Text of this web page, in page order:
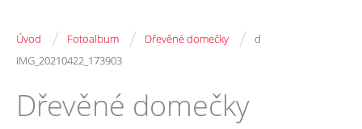
Úvod / Fotoalbum / Dřevěné domečky /
d
IMG_20210422_173903
Dřevěné domečky